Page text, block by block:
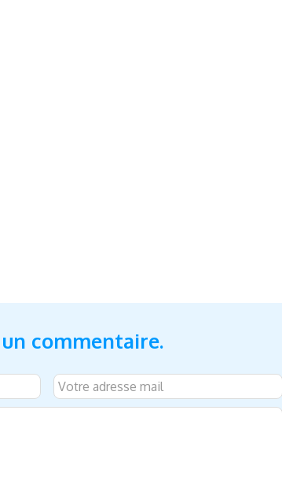
un commentaire.